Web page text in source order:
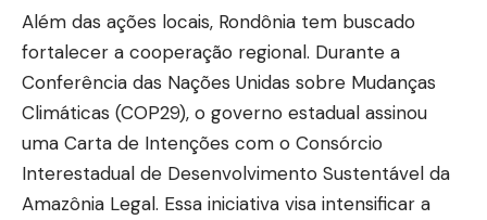
Além das ações locais, Rondônia tem buscado
fortalecer a cooperação regional. Durante a
Conferência das Nações Unidas sobre Mudanças
Climáticas (COP29), o governo estadual assinou
uma Carta de Intenções com o Consórcio
Interestadual de Desenvolvimento Sustentável da
Amazônia Legal. Essa iniciativa visa intensificar a